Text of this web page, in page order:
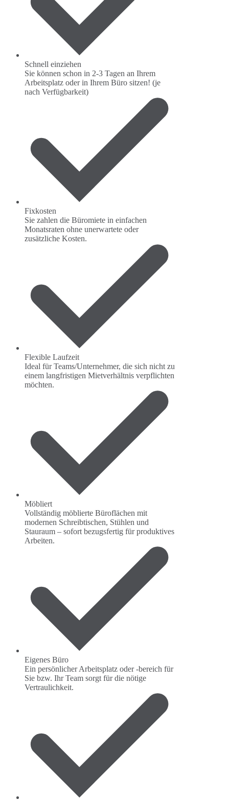
Schnell einziehen
Sie können schon in 2-3 Tagen an Ihrem
Arbeitsplatz oder in Ihrem Büro sitzen! (je
nach Verfügbarkeit)
Fixkosten
Sie zahlen die Büromiete in einfachen
Monatsraten ohne unerwartete oder
zusätzliche Kosten.
Flexible Laufzeit
Ideal für Teams/Unternehmer, die sich nicht zu
einem langfristigen Mietverhältnis verpflichten
möchten.
Möbliert
Vollständig möblierte Büroflächen mit
modernen Schreibtischen, Stühlen und
Stauraum – sofort bezugsfertig für produktives
Arbeiten.
Eigenes Büro
Ein persönlicher Arbeitsplatz oder -bereich für
Sie bzw. Ihr Team sorgt für die nötige
Vertraulichkeit.